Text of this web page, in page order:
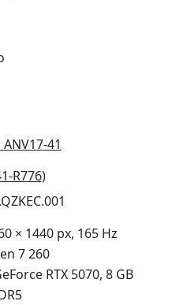
R776)
× 1440 px, 165 Hz
7 260
RTX 5070, 8 GB